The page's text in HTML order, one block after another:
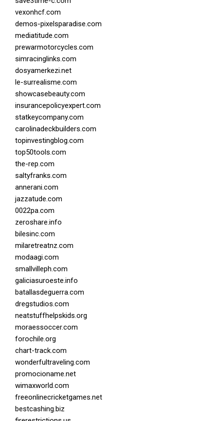
vexonhcf.com
demos-pixelsparadise.com
mediatitude.com
prewarmotorcycles.com
simracinglinks.com
dosyamerkezi.net
le-surrealisme.com
showcasebeauty.com
insurancepolicyexpert.com
statkeycompany.com
carolinadeckbuilders.com
topinvestingblog.com
top50tools.com
the-rep.com
saltyfranks.com
annerani.com
jazzatude.com
0022pa.com
zeroshare.info
bilesinc.com
milaretreatnz.com
modaagi.com
smallvilleph.com
galiciasuroeste.info
batallasdeguerra.com
dregstudios.com
neatstuffhelpskids.org
moraessoccer.com
forochile.org
chart-track.com
wonderfultraveling.com
promocioname.net
wimaxworld.com
freeonlinecricketgames.net
bestcashing.biz